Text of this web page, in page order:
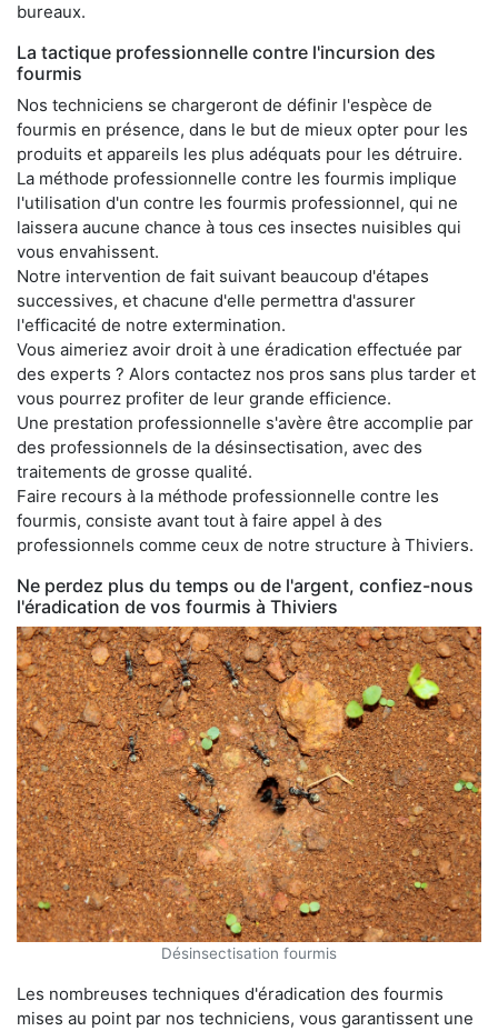
bureaux.
La tactique professionnelle contre l'incursion des
fourmis
Nos techniciens se chargeront de définir l'espèce de
fourmis en présence, dans le but de mieux opter pour les
produits et appareils les plus adéquats pour les détruire.
La méthode professionnelle contre les fourmis implique
l'utilisation d'un contre les fourmis professionnel, qui ne
laissera aucune chance à tous ces insectes nuisibles qui
vous envahissent.
Notre intervention de fait suivant beaucoup d'étapes
successives, et chacune d'elle permettra d'assurer
l'efficacité de notre extermination.
Vous aimeriez avoir droit à une éradication effectuée par
des experts ? Alors contactez nos pros sans plus tarder et
vous pourrez profiter de leur grande efficience.
Une prestation professionnelle s'avère être accomplie par
des professionnels de la désinsectisation, avec des
traitements de grosse qualité.
Faire recours à la méthode professionnelle contre les
fourmis, consiste avant tout à faire appel à des
professionnels comme ceux de notre structure à Thiviers.
Ne perdez plus du temps ou de l'argent, confiez-nous
l'éradication de vos fourmis à Thiviers
Désinsectisation fourmis
Les nombreuses techniques d'éradication des fourmis
mises au point par nos techniciens, vous garantissent une